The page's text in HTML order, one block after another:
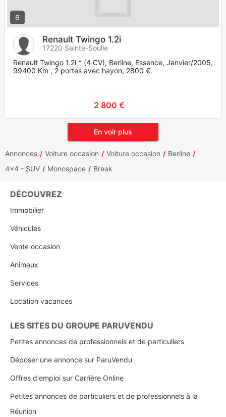
6
Renault Twingo 1.2i
17220 Sainte-Soulle
Renault Twingo 1.2i * (4 CV), Berline, Essence, Janvier/2005,
99400 Km , 2 portes avec hayon, 2800 €.
2 800 €
En voir plus
Annonces Voiture occasion Voiture occasion
Berline
4x4 - SUV
Monospace Break
DÉCOUVREZ
Immobilier
Véhicules
Vente occasion
Animaux
Services
Location vacances
LES SITES DU GROUPE PARUVENDU
Petites annonces de professionnels et de particuliers
Déposer une annonce sur ParuVendu
Offres d'emploi sur Carrière Online
Petites annonces de particuliers et de professionnels à la
Réunion